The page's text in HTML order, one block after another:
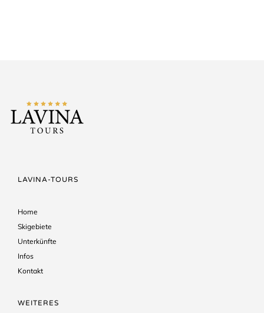
LAVINA-TOURS
Home
Skigebiete
Unterkünfte
Infos
Kontakt
WEITERES